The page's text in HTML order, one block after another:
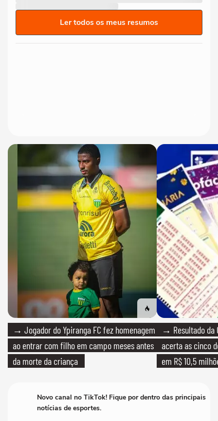
Ler todos os meus resumos
→ Jogador do Ypiranga FC fez homenagem
ao entrar com filho em campo meses antes
da morte da criança
→ Resultado da
acerta as cinco
em R$ 10,5
Novo canal no TikTok! Fique por dentro das principais
notícias de esportes.